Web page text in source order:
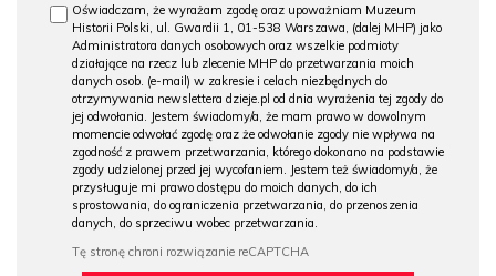
Oświadczam, że wyrażam zgodę oraz upoważniam Muzeum
Historii Polski, ul. Gwardii 1, 01-538 Warszawa, (dalej MHP) jako
Administratora danych osobowych oraz wszelkie podmioty
działające na rzecz lub zlecenie MHP do przetwarzania moich
danych osob. (e-mail) w zakresie i celach niezbędnych do
otrzymywania newslettera dzieje.pl od dnia wyrażenia tej zgody do
jej odwołania. Jestem świadomy/a, że mam prawo w dowolnym
momencie odwołać zgodę oraz że odwołanie zgody nie wpływa na
zgodność z prawem przetwarzania, którego dokonano na podstawie
zgody udzielonej przed jej wycofaniem. Jestem też świadomy/a, że
przysługuje mi prawo dostępu do moich danych, do ich
sprostowania, do ograniczenia przetwarzania, do przenoszenia
danych, do sprzeciwu wobec przetwarzania.